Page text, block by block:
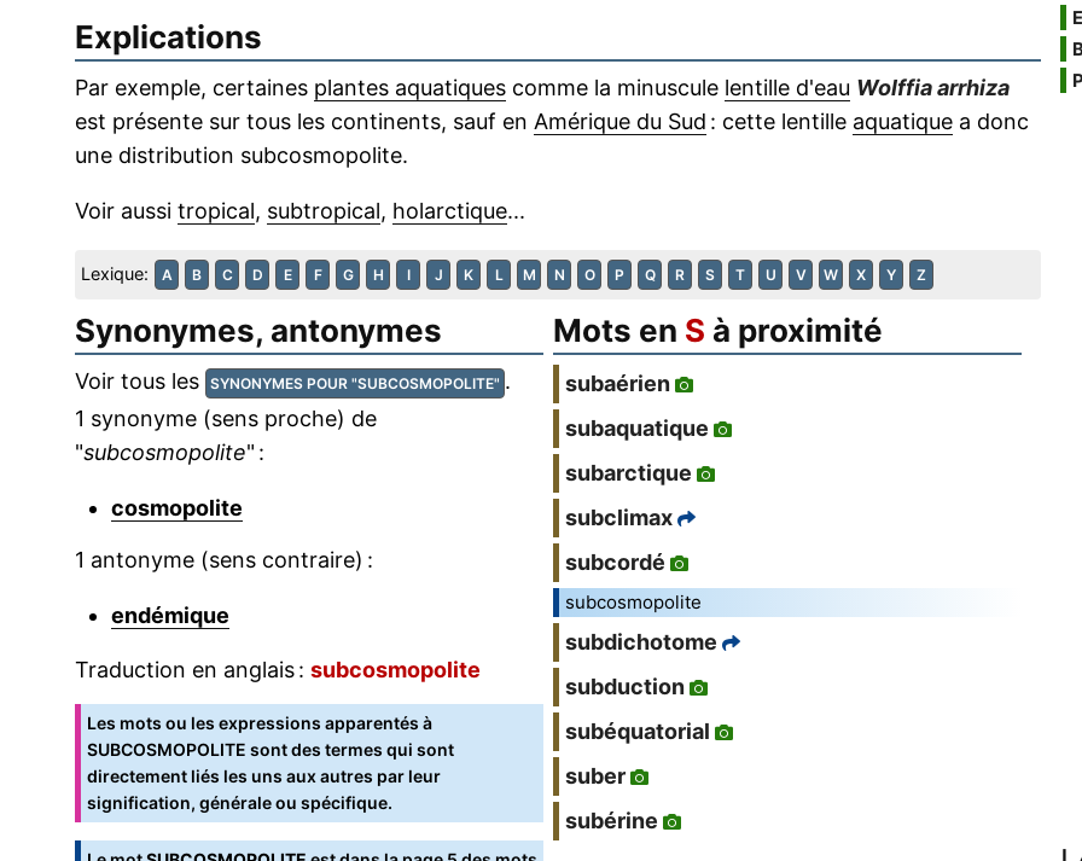
Explications
Par exemple, certaines plantes aquatiques comme la minuscule lentille d'eau Wolffia arrhiza
est présente sur tous les continents, sauf en Amérique du Sud : cette lentille aquatique a donc
une distribution subcosmopolite.
Voir aussi tropical, subtropical, holarctique...
Lexique: A B C D E F G H I J K L M N O P Q R S T U V W X Y Z
Synonymes, antonymes
Voir tous les SYNONYMES POUR "SUBCOSMOPOLITE" .
1 synonyme (sens proche) de
"subcosmopolite" :
cosmopolite
1 antonyme (sens contraire) :
endémique
Traduction en anglais : subcosmopolite
Les mots ou les expressions apparentés à
SUBCOSMOPOLITE sont des termes qui sont
directement liés les uns aux autres par leur
signification, générale ou spécifique.
Mots en S à proximité
subaérien
subaquatique
subarctique
subclimax
subcordé
subcosmopolite
subdichotome
subduction
subéquatorial
suber
subérine